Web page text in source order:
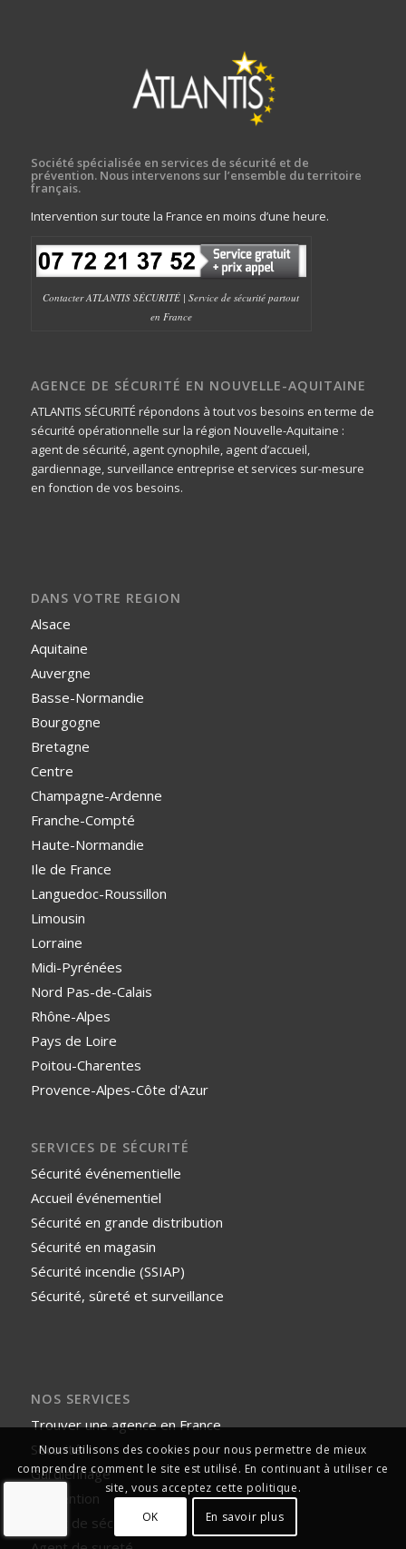
Société spécialisée en services de sécurité et de
prévention. Nous intervenons sur l’ensemble du territoire
français.
Intervention sur toute la France en moins d’une heure.
Contacter ATLANTIS SÉCURITÉ | Service de sécurité partout
en France
AGENCE DE SÉCURITÉ EN NOUVELLE-AQUITAINE
ATLANTIS SÉCURITÉ répondons à tout vos besoins en terme de
sécurité opérationnelle sur la région Nouvelle-Aquitaine :
agent de sécurité, agent cynophile, agent d’accueil,
gardiennage, surveillance entreprise et services sur-mesure
en fonction de vos besoins.
DANS VOTRE REGION
Alsace
Aquitaine
Auvergne
Basse-Normandie
Bourgogne
Bretagne
Centre
Champagne-Ardenne
Franche-Compté
Haute-Normandie
Ile de France
Languedoc-Roussillon
Limousin
Lorraine
Midi-Pyrénées
Nord Pas-de-Calais
Rhône-Alpes
Pays de Loire
Poitou-Charentes
Provence-Alpes-Côte d'Azur
SERVICES DE SÉCURITÉ
Sécurité événementielle
Accueil événementiel
Sécurité en grande distribution
Sécurité en magasin
Sécurité incendie (SSIAP)
Sécurité, sûreté et surveillance
NOS SERVICES
Trouver une agence en France
Sécurité
Gardiennage
Prévention
Agent de sécurité
Nous utilisons des cookies pour nous permettre de mieux
comprendre comment le site est utilisé. En continuant à utiliser ce
site, vous acceptez cette politique.
OK
En savoir plus